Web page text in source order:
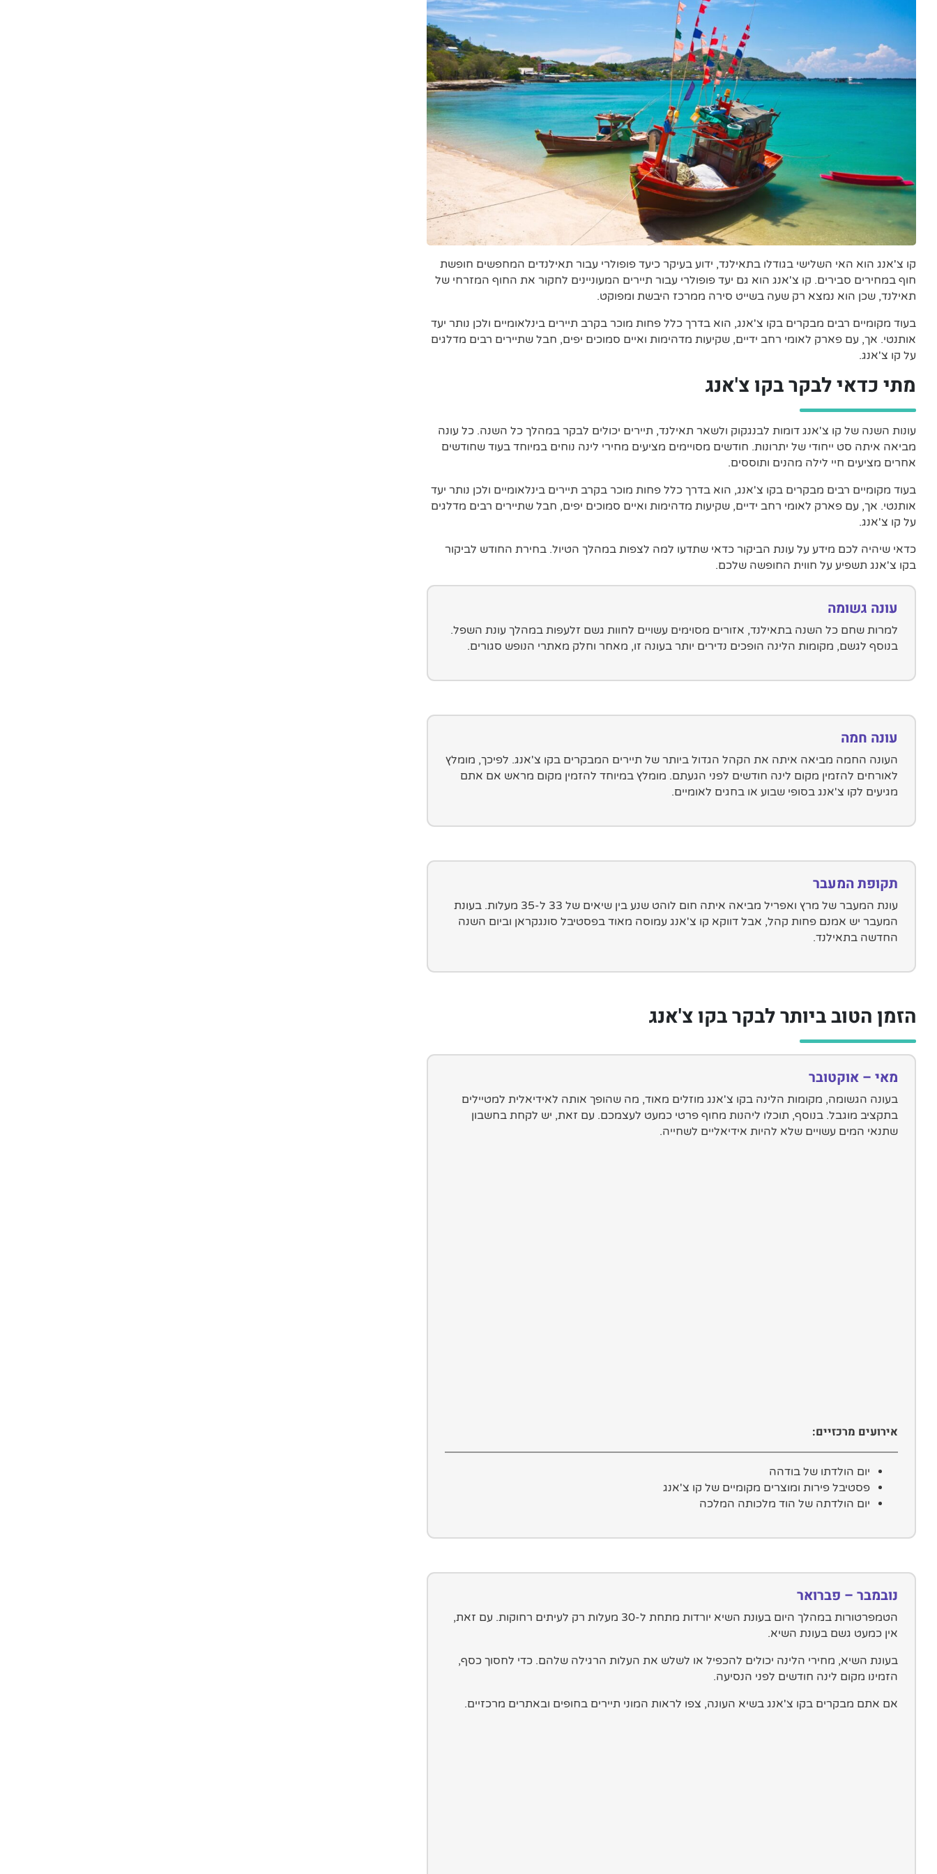
קו צ'אנג הוא האי השלישי בגודלו בתאילנד, ידוע בעיקר כיעד פופולרי עבור תאילנדים המחפשים חופשת
חוף במחירים סבירים. קו צ'אנג הוא גם יעד פופולרי עבור תיירים המעוניינים לחקור את החוף המזרחי של
תאילנד, שכן הוא נמצא רק שעה בשייט סירה ממרכז היבשת ומפוקט.
בעוד מקומיים רבים מבקרים בקו צ'אנג, הוא בדרך כלל פחות מוכר בקרב תיירים בינלאומיים ולכן נותר יעד
אותנטי. אך, עם פארק לאומי רחב ידיים, שקיעות מדהימות ואיים סמוכים יפים, חבל שתיירים רבים מדלגים
על קו צ'אנג.
מתי כדאי לבקר בקו צ'אנג
עונות השנה של קו צ'אנג דומות לבנגקוק ולשאר תאילנד, תיירים יכולים לבקר במהלך כל השנה. כל עונה
מביאה איתה סט ייחודי של יתרונות. חודשים מסויימים מציעים מחירי לינה נוחים במיוחד בעוד שחודשים
אחרים מציעים חיי לילה מהנים ותוססים.
בעוד מקומיים רבים מבקרים בקו צ'אנג, הוא בדרך כלל פחות מוכר בקרב תיירים בינלאומיים ולכן נותר יעד
אותנטי. אך, עם פארק לאומי רחב ידיים, שקיעות מדהימות ואיים סמוכים יפים, חבל שתיירים רבים מדלגים
על קו צ'אנג.
כדאי שיהיה לכם מידע על עונת הביקור כדאי שתדעו למה לצפות במהלך הטיול. בחירת החודש לביקור
בקו צ'אנג תשפיע על חווית החופשה שלכם.
עונה גשומה
למרות שחם כל השנה בתאילנד, אזורים מסוימים עשויים לחוות גשם זלעפות במהלך עונת השפל.
בנוסף לגשם, מקומות הלינה הופכים נדירים יותר בעונה זו, מאחר וחלק מאתרי הנופש סגורים.
עונה חמה
העונה החמה מביאה איתה את הקהל הגדול ביותר של תיירים המבקרים בקו צ'אנג. לפיכך, מומלץ
לאורחים להזמין מקום לינה חודשים לפני הגעתם. מומלץ במיוחד להזמין מקום מראש אם אתם
מגיעים לקו צ'אנג בסופי שבוע או בחגים לאומיים.
תקופת המעבר
עונת המעבר של מרץ ואפריל מביאה איתה חום לוהט שנע בין שיאים של 33 ל-35 מעלות. בעונת
המעבר יש אמנם פחות קהל, אבל דווקא קו צ'אנג עמוסה מאוד בפסטיבל סונגקראן וביום השנה
החדשה בתאילנד.
הזמן הטוב ביותר לבקר בקו צ'אנג
מאי – אוקטובר
בעונה הגשומה, מקומות הלינה בקו צ'אנג מוזלים מאוד, מה שהופך אותה לאידיאלית למטיילים
בתקציב מוגבל. בנוסף, תוכלו ליהנות מחוף פרטי כמעט לעצמכם. עם זאת, יש לקחת בחשבון
שתנאי המים עשויים שלא להיות אידיאליים לשחייה.
אירועים מרכזיים:
יום הולדתו של בודהה
פסטיבל פירות ומוצרים מקומיים של קו צ'אנג
יום הולדתה של הוד מלכותה המלכה
נובמבר – פברואר
הטמפרטורות במהלך היום בעונת השיא יורדות מתחת ל-30 מעלות רק לעיתים רחוקות. עם זאת,
אין כמעט גשם בעונת השיא.
בעונת השיא, מחירי הלינה יכולים להכפיל או לשלש את העלות הרגילה שלהם. כדי לחסוך כסף,
הזמינו מקום לינה חודשים לפני הנסיעה.
אם אתם מבקרים בקו צ'אנג בשיא העונה, צפו לראות המוני תיירים בחופים ובאתרים מרכזיים.